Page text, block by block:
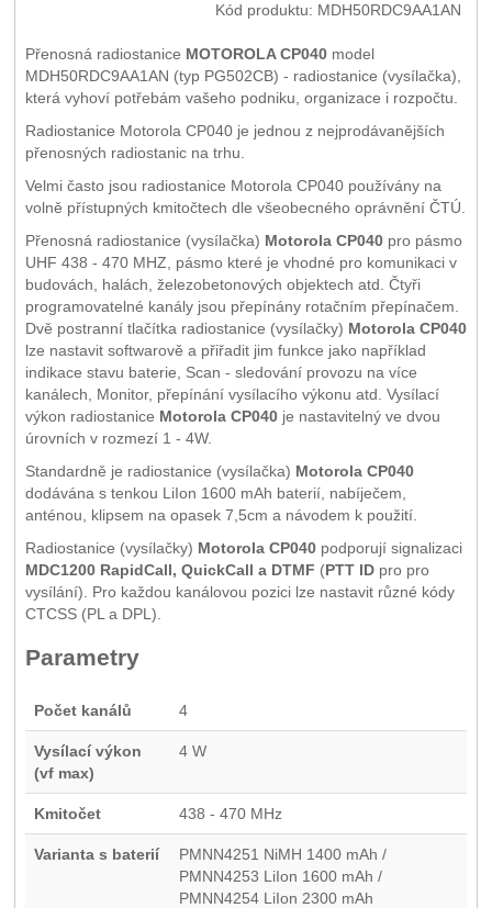
Kód produktu: MDH50RDC9AA1AN
Přenosná radiostanice MOTOROLA CP040model
MDH50RDC9AA1AN (typ PG502CB) - radiostanice (vysílačka),
která vyhoví potřebám vašeho podniku, organizace i rozpočtu.
Radiostanice Motorola CP040 je jednou z nejprodávanějších
přenosných radiostanic na trhu.
Velmi často jsou radiostanice Motorola CP040 používány na
volně přístupných kmitočtech dle všeobecného oprávnění ČTÚ.
Přenosná radiostanice (vysílačka) Motorola CP040pro pásmo
UHF 438 - 470 MHZ, pásmo které je vhodné pro komunikaci v
budovách, halách, železobetonových objektech atd. Čtyři
programovatelné kanály jsou přepínány rotačním přepínačem.
Dvě postranní tlačítka radiostanice (vysílačky) Motorola CP040
lze nastavit softwarově a přiřadit jim funkce jako například
indikace stavu baterie, Scan - sledování provozu na více
kanálech, Monitor, přepínání vysílacího výkonu atd. Vysílací
výkon radiostanice Motorola CP040je nastavitelný ve dvou
úrovních v rozmezí 1 - 4W.
Standardně je radiostanice (vysílačka) Motorola CP040
dodávána s tenkou LiIon 1600 mAh baterií, nabíječem,
anténou, klipsem na opasek 7,5cm a návodem k použití.
Radiostanice (vysílačky) Motorola CP040podporují signalizaci
MDC1200 RapidCall, QuickCall a DTMF (PTT IDpro pro
vysílání). Pro každou kanálovou pozici lze nastavit různé kódy
CTCSS (PL a DPL).
Parametry
Počet kanálů 4
Vysílací výkon
(vf max)
4 W
Kmitočet 438 - 470 MHz
Varianta s baterií
PMNN4251 NiMH 1400 mAh /
PMNN4253 LiIon 1600 mAh /
PMNN4254 LiIon 2300 mAh